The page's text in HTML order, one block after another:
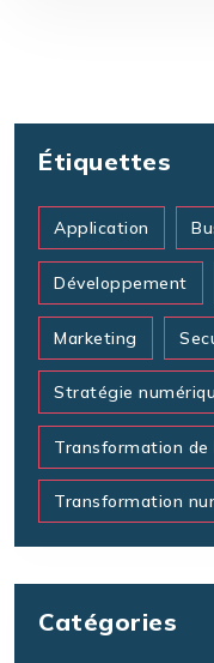
Étiquettes
Application
Développement
Marketing
Stratégie
Transformation
Transformation
Catégories